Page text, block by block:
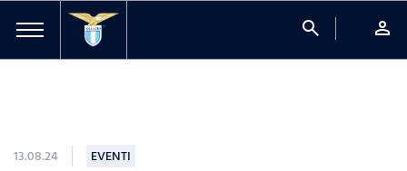
search person
13.08.24 EVENTI